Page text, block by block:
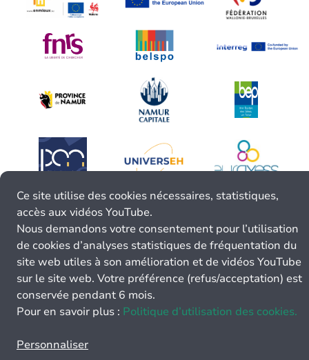
Ce site utilise des cookies nécessaires, statistiques,
accès aux vidéos YouTube.
Nous demandons votre consentement pour l’utilisation
de cookies d’analyses statistiques de fréquentation du
site web utiles à son amélioration et de vidéos YouTube
sur le site web. Votre préférence (refus/acceptation) est
conservée pendant 6 mois.
Pour en savoir plus : Politique d’utilisation des cookies.
Personnaliser